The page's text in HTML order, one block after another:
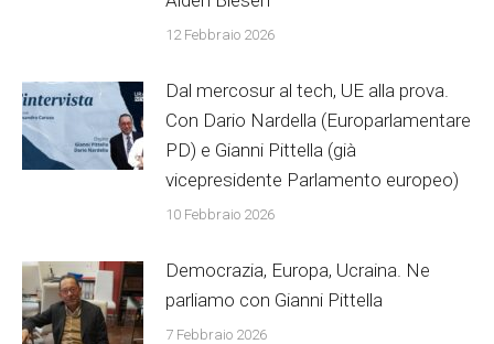
12 Febbraio 2026
Dal mercosur al tech, UE alla prova.
Con Dario Nardella (Europarlamentare
PD) e Gianni Pittella (già
vicepresidente Parlamento europeo)
10 Febbraio 2026
Democrazia, Europa, Ucraina. Ne
parliamo con Gianni Pittella
7 Febbraio 2026